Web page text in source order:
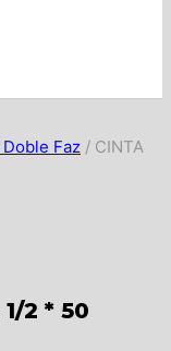
Faz / CINTA
2 * 50